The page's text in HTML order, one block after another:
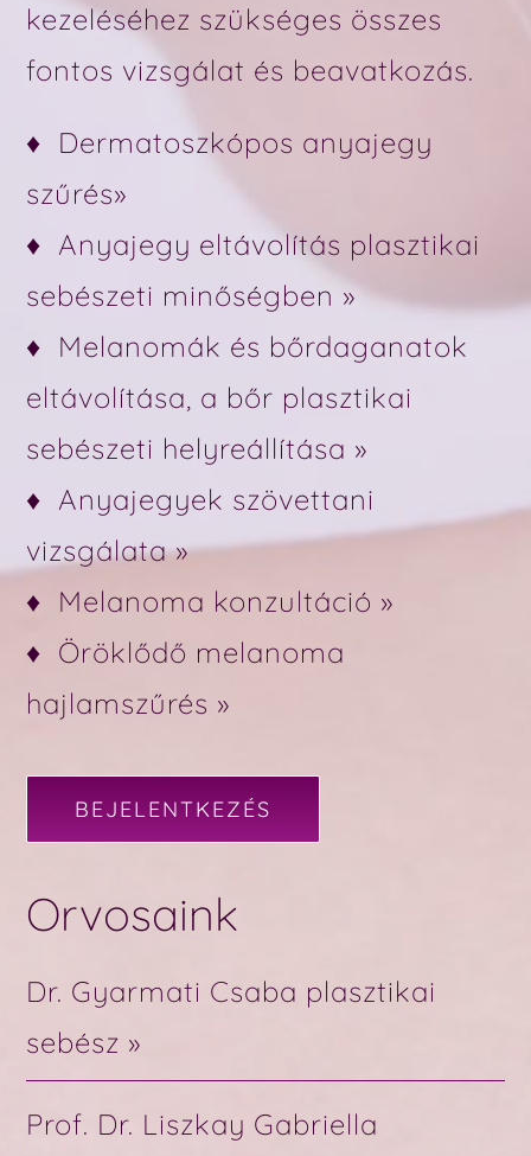
kezeléséhez szükséges összes
fontos vizsgálat és beavatkozás.
♦ Dermatoszkópos anyajegy
szűrés»
♦ Anyajegy eltávolítás plasztikai
sebészeti minőségben »
♦ Melanomák és bőrdaganatok
eltávolítása, a bőr plasztikai
sebészeti helyreállítása »
♦ Anyajegyek szövettani
vizsgálata »
♦ Melanoma konzultáció »
♦ Öröklődő melanoma
hajlamszűrés »
BEJELENTKEZÉS
Orvosaink
Dr. Gyarmati Csaba plasztikai
sebész »
Prof. Dr. Liszkay Gabriella